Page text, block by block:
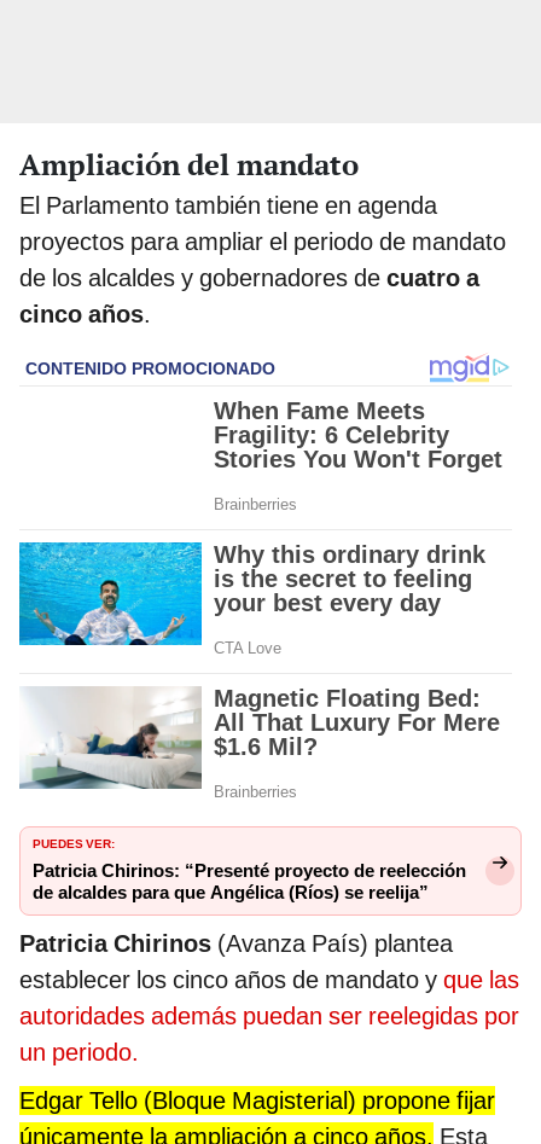
Ampliación del mandato
El Parlamento también tiene en agenda
proyectos para ampliar el periodo de mandato
de los alcaldes y gobernadores de cuatro a
cinco años.
PUEDES VER:
Patricia Chirinos: “Presenté proyecto de reelección
de alcaldes para que Angélica (Ríos) se reelija”
Patricia Chirinos (Avanza País) plantea
establecer los cinco años de mandato y que las
autoridades además puedan ser reelegidas por
un periodo.
Edgar Tello (Bloque Magisterial) propone fijar
únicamente la ampliación a cinco años. Esta